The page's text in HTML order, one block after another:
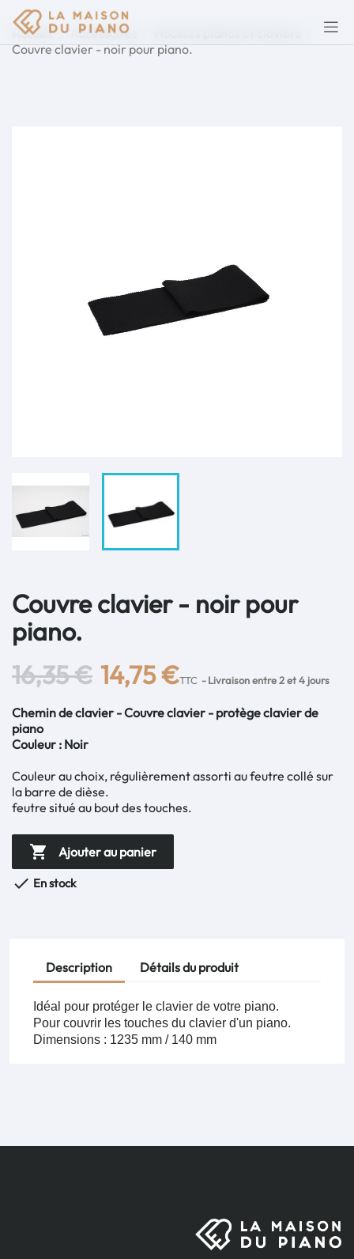
Accueil Accessoires
Couvre clavier - noir pour piano.
Couvre clavier - noir pour
piano.
16,35 € 14,75 €TTC Livraison entre 2 et 4 jours
Chemin de clavier - Couvre clavier - protège clavier de
piano
Couleur : Noir
Couleur au choix, régulièrement assorti au feutre collé sur
la barre de dièse.
feutre situé au bout des touches.
 Ajouter au panier
 En stock
Description Détails du produit
Idéal pour protéger le clavier de votre piano.
Pour couvrir les touches du clavier d'un piano.
Dimensions : 1235 mm / 140 mm